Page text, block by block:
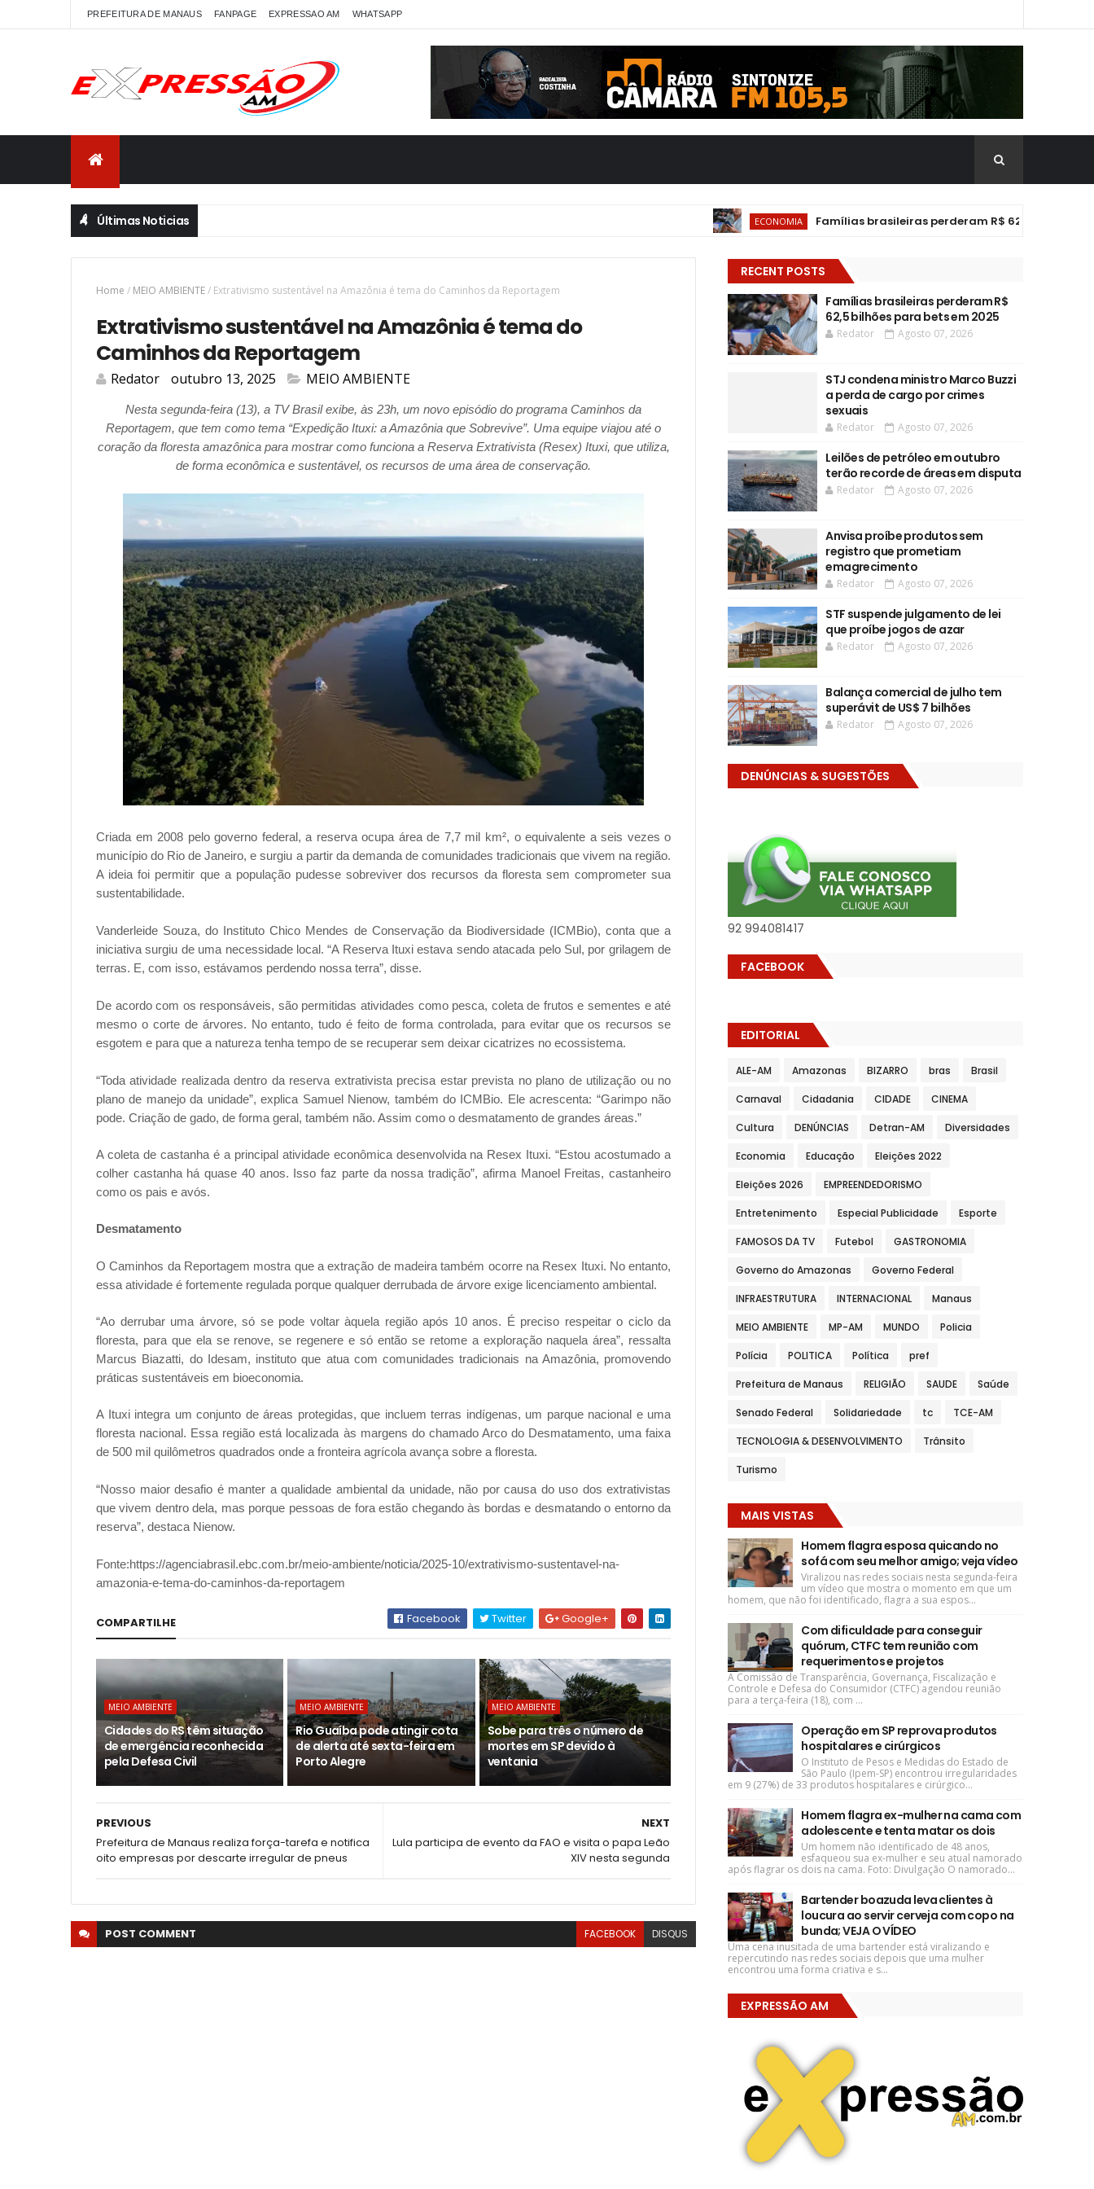
PREFEITURA DE MANAUS FANPAGE EXPRESSAO AM WHATSAPP
Últimas Noticias ECONOMIA Famílias brasileiras perderam R$ 62,5 bilhões para
Home / MEIO AMBIENTE/ Extrativismo sustentável na Amazônia é tema do Caminhos da Reportagem
Extrativismo sustentável na Amazônia é tema do
Caminhos da Reportagem
Redator outubro 13, 2025 MEIO AMBIENTE
Nesta segunda-feira (13), a TV Brasil exibe, às 23h, um novo episódio do programa Caminhos da
Reportagem, que tem como tema “Expedição Ituxi: a Amazônia que Sobrevive”. Uma equipe viajou até o
coração da floresta amazônica para mostrar como funciona a Reserva Extrativista (Resex) Ituxi, que utiliza,
de forma econômica e sustentável, os recursos de uma área de conservação.
Criada em 2008 pelo governo federal, a reserva ocupa área de 7,7 mil km², o equivalente a seis vezes o
município do Rio de Janeiro, e surgiu a partir da demanda de comunidades tradicionais que vivem na região.
A ideia foi permitir que a população pudesse sobreviver dos recursos da floresta sem comprometer sua
sustentabilidade.
Vanderleide Souza, do Instituto Chico Mendes de Conservação da Biodiversidade (ICMBio), conta que a
iniciativa surgiu de uma necessidade local. “A Reserva Ituxi estava sendo atacada pelo Sul, por grilagem de
terras. E, com isso, estávamos perdendo nossa terra”, disse.
De acordo com os responsáveis, são permitidas atividades como pesca, coleta de frutos e sementes e até
mesmo o corte de árvores. No entanto, tudo é feito de forma controlada, para evitar que os recursos se
esgotem e para que a natureza tenha tempo de se recuperar sem deixar cicatrizes no ecossistema.
“Toda atividade realizada dentro da reserva extrativista precisa estar prevista no plano de utilização ou no
plano de manejo da unidade”, explica Samuel Nienow, também do ICMBio. Ele acrescenta: “Garimpo não
pode. Criação de gado, de forma geral, também não. Assim como o desmatamento de grandes áreas.”
A coleta de castanha é a principal atividade econômica desenvolvida na Resex Ituxi. “Estou acostumado a
colher castanha há quase 40 anos. Isso faz parte da nossa tradição”, afirma Manoel Freitas, castanheiro
como os pais e avós.
Desmatamento
O Caminhos da Reportagem mostra que a extração de madeira também ocorre na Resex Ituxi. No entanto,
essa atividade é fortemente regulada porque qualquer derrubada de árvore exige licenciamento ambiental.
“Ao derrubar uma árvore, só se pode voltar àquela região após 10 anos. É preciso respeitar o ciclo da
floresta, para que ela se renove, se regenere e só então se retome a exploração naquela área”, ressalta
Marcus Biazatti, do Idesam, instituto que atua com comunidades tradicionais na Amazônia, promovendo
práticas sustentáveis em bioeconomia.
A Ituxi integra um conjunto de áreas protegidas, que incluem terras indígenas, um parque nacional e uma
floresta nacional. Essa região está localizada às margens do chamado Arco do Desmatamento, uma faixa
de 500 mil quilômetros quadrados onde a fronteira agrícola avança sobre a floresta.
“Nosso maior desafio é manter a qualidade ambiental da unidade, não por causa do uso dos extrativistas
que vivem dentro dela, mas porque pessoas de fora estão chegando às bordas e desmatando o entorno da
reserva”, destaca Nienow.
Fonte:https://agenciabrasil.ebc.com.br/meio-ambiente/noticia/2025-10/extrativismo-sustentavel-na-
amazonia-e-tema-do-caminhos-da-reportagem
COMPARTILHE Facebook Twitter Google+
MEIO AMBIENTE
Cidades do RS têm situação
de emergência reconhecida
pela Defesa Civil
MEIO AMBIENTE
Rio Guaíba pode atingir cota
de alerta até sexta-feira em
Porto Alegre
MEIO AMBIENTE
Sobe para três o número de
mortes em SP devido à
ventania
NEXT
Lula participa de evento da FAO e visita o papa Leão
XIV nesta segunda
PREVIOUS
Prefeitura de Manaus realiza força-tarefa e notifica
oito empresas por descarte irregular de pneus
POST COMMENT FACEBOOK DISQUS
RECENT POSTS
Famílias brasileiras perderam R$
62,5 bilhões para bets em 2025
Redator Agosto 07, 2026
STJ condena ministro Marco Buzzi
a perda de cargo por crimes
sexuais
Redator Agosto 07, 2026
Leilões de petróleo em outubro
terão recorde de áreas em disputa
Redator Agosto 07, 2026
Anvisa proíbe produtos sem
registro que prometiam
emagrecimento
Redator Agosto 07, 2026
STF suspende julgamento de lei
que proíbe jogos de azar
Redator Agosto 07, 2026
Balança comercial de julho tem
superávit de US$ 7 bilhões
Redator Agosto 07, 2026
DENÚNCIAS & SUGESTÕES
92 994081417
FACEBOOK
EDITORIAL
ALE-AM Amazonas BIZARRO bras Brasil
Carnaval Cidadania CIDADE CINEMA
Cultura DENÚNCIAS Detran-AM Diversidades
Economia Educação Eleições 2022
Eleições 2026 EMPREENDEDORISMO
Entretenimento Especial Publicidade Esporte
FAMOSOS DA TV Futebol GASTRONOMIA
Governo do Amazonas Governo Federal
INFRAESTRUTURA INTERNACIONAL Manaus
MEIO AMBIENTE MP-AM MUNDO Policia
Polícia POLITICA Política pref
Prefeitura de Manaus RELIGIÃO SAUDE Saúde
Senado Federal Solidariedade tc TCE-AM
TECNOLOGIA & DESENVOLVIMENTO Trânsito
Turismo
MAIS VISTAS
Homem flagra esposa quicando no
sofá com seu melhor amigo; veja vídeo
Viralizou nas redes sociais nesta segunda-feira
um vídeo que mostra o momento em que um
homem, que não foi identificado, flagra a sua espos...
Com dificuldade para conseguir
quórum, CTFC tem reunião com
requerimentos e projetos
A Comissão de Transparência, Governança, Fiscalização e
Controle e Defesa do Consumidor (CTFC) agendou reunião
para a terça-feira (18), com ...
Operação em SP reprova produtos
hospitalares e cirúrgicos
O Instituto de Pesos e Medidas do Estado de
São Paulo (Ipem-SP) encontrou irregularidades
em 9 (27%) de 33 produtos hospitalares e cirúrgico...
Homem flagra ex-mulher na cama com
adolescente e tenta matar os dois
Um homem não identificado de 48 anos,
esfaqueou sua ex-mulher e seu atual namorado
após flagrar os dois na cama. Foto: Divulgação O namorado...
Bartender boazuda leva clientes à
loucura ao servir cerveja com copo na
bunda; VEJA O VÍDEO
Uma cena inusitada de uma bartender está viralizando e
repercutindo nas redes sociais depois que uma mulher
encontrou uma forma criativa e s...
EXPRESSÃO AM